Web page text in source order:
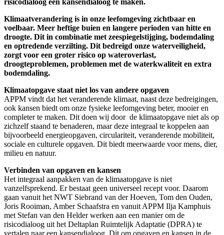
Klimaatverandering is in onze leefomgeving zichtbaar en
voelbaar. Meer heftige buien en langere perioden van hitte en
droogte. Dit in combinatie met zeespiegelstijging, bodemdaling
en optredende verzilting. Dit bedreigd onze waterveiligheid,
zorgt voor een groter risico op wateroverlast,
droogteproblemen, problemen met de waterkwaliteit en extra
bodemdaling.
Klimaatopgave staat niet los van andere opgaven
APPM vindt dat het veranderende klimaat, naast deze bedreigingen,
ook kansen biedt om onze fysieke leefomgeving beter, mooier en
completer te maken. Dit doen wij door de klimaatopgave niet als op
zichzelf staand te benaderen, maar deze integraal te koppelen aan
bijvoorbeeld energieopgaven, circulariteit, veranderende mobiliteit,
sociale en culturele opgaven. Dit biedt meerwaarde voor mens, dier,
milieu en natuur.
Verbinden van opgaven en kansen
Het integraal aanpakken van de klimaatopgave is niet
vanzelfsprekend. Er bestaat geen universeel recept voor. Daarom
gaan vanuit het NWT Siebrand van der Hoeven, Tom den Ouden,
Joris Rooiman, Amber Schaafstra en vanuit APPM Ilja Kamphuis
met Stefan van den Helder werken aan een manier om de
risicodialoog uit het Deltaplan Ruimtelijk Adaptatie (DPRA) te
vertalen naar een kansendialoog. Dit om opgaven en kansen in de